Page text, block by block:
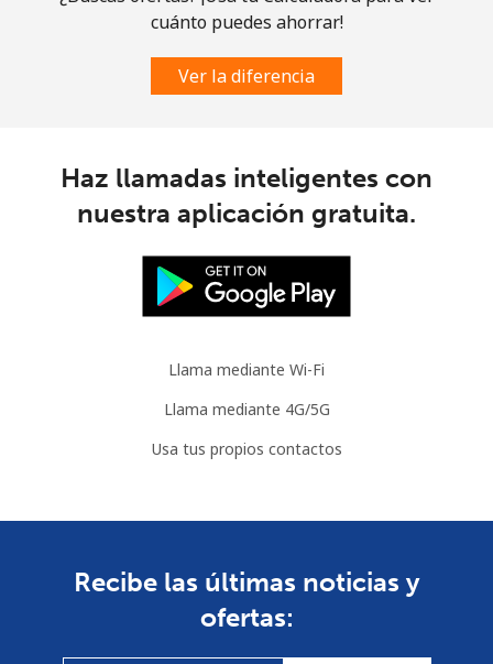
⁦19.9¢⁩
25 min por
⁦$5⁩
⁦$5⁩
Guinea
⁦64.9¢⁩ 7 min por ⁦$5⁩
Guinea Bissau
⁦76.9¢⁩ 6 min por ⁦$5⁩
Guyana
cuánto puedes ahorrar!
Ver la diferencia
Haz llamadas inteligentes con
nuestra aplicación gratuita.
Llama mediante Wi-Fi
Llama mediante 4G/5G
Usa tus propios contactos
Recibe las últimas noticias y
ofertas: